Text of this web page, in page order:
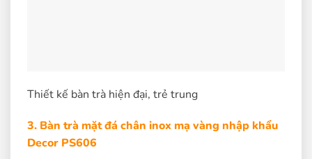
Thiết kế bàn trà hiện đại, trẻ trung
3. Bàn trà mặt đá chân inox mạ vàng nhập khẩu
Decor PS606